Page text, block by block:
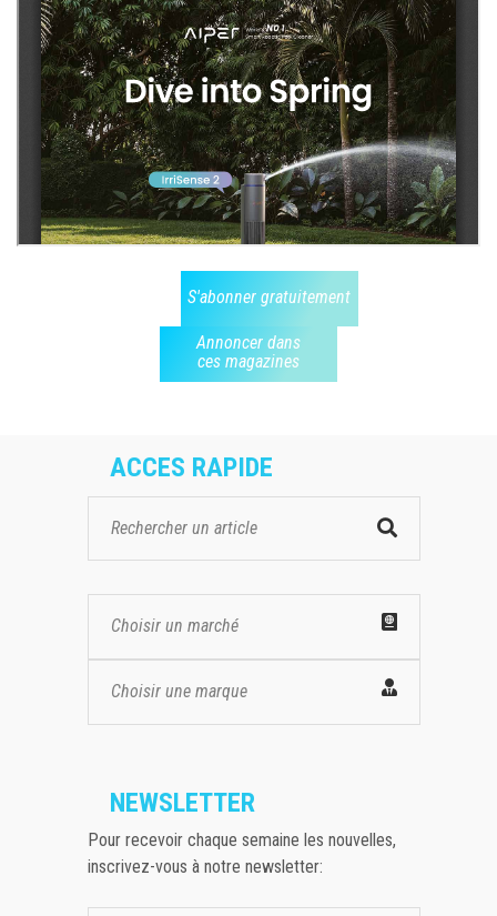
S'abonner gratuitement
Annoncer dans
ces magazines
ACCES RAPIDE
Choisir un marché
Choisir une marque
NEWSLETTER
Pour recevoir chaque semaine les nouvelles,
inscrivez-vous à notre newsletter: